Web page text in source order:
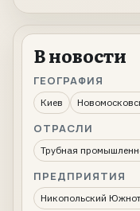
В новости
ГЕОГРАФИЯ
Киев
ОТРАСЛИ
Трубная
ПРЕДПРИЯТИЯ
Никопольский